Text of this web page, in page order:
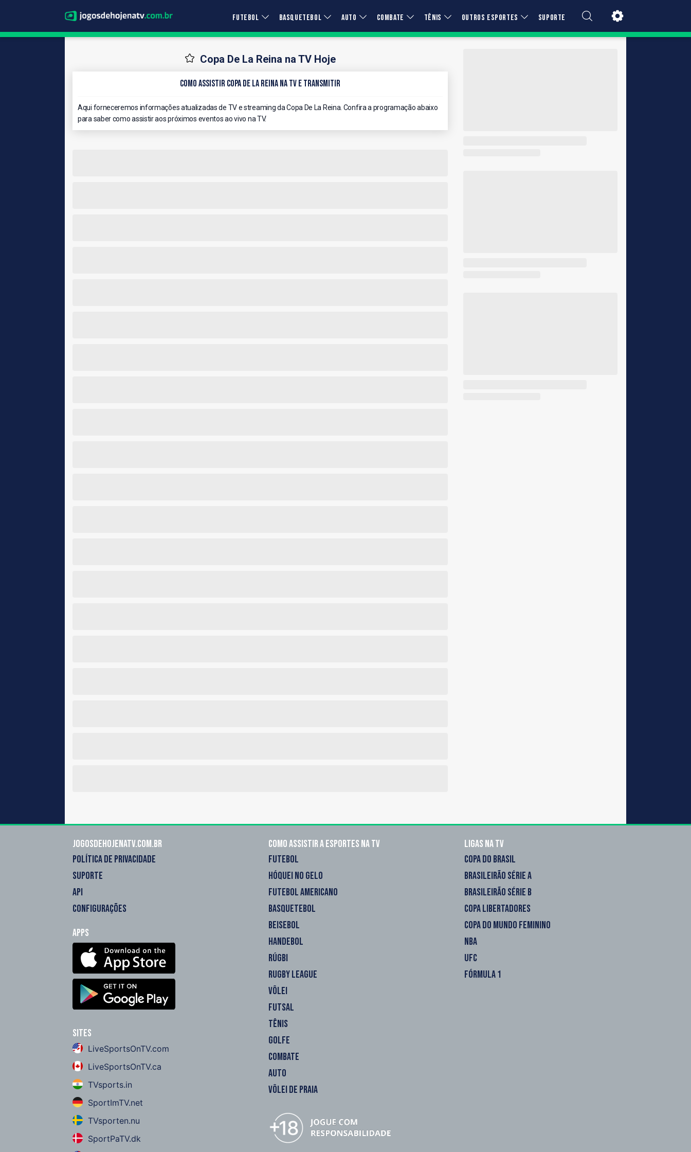
FUTEBOL BASQUETEBOL AUTO COMBATE TÊNIS OUTROS ESPORTES SUPORTE
Copa De La Reina na TV Hoje
Como Assistir Copa De La Reina na TV e Transmitir
Aqui forneceremos informações atualizadas de TV e streaming da Copa De La Reina. Confira a programação abaixo
para saber como assistir aos próximos eventos ao vivo na TV.
Jogosdehojenatv.com.br
POLÍTICA DE PRIVACIDADE
SUPORTE
API
CONFIGURAÇÕES
Apps
Sites
LiveSportsOnTV.com
LiveSportsOnTV.ca
TVsports.in
SportImTV.net
TVsporten.nu
SportPaTV.dk
Como assistir a esportes na TV
FUTEBOL
HÓQUEI NO GELO
FUTEBOL AMERICANO
BASQUETEBOL
BEISEBOL
HANDEBOL
RÚGBI
RUGBY LEAGUE
VÔLEI
FUTSAL
TÊNIS
GOLFE
COMBATE
AUTO
VÔLEI DE PRAIA
Ligas na TV
COPA DO BRASIL
BRASILEIRÃO SÉRIE A
BRASILEIRÃO SÉRIE B
COPA LIBERTADORES
COPA DO MUNDO FEMININO
NBA
UFC
FÓRMULA 1